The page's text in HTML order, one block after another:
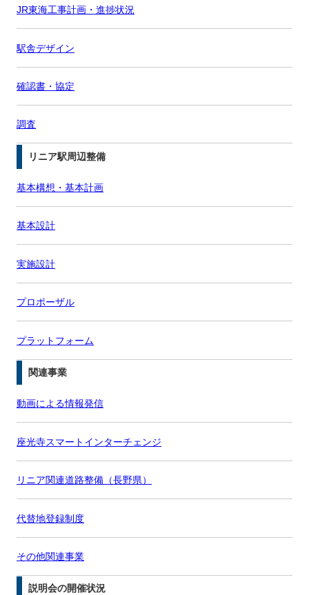
JR東海工事計画・進捗状況
駅舎デザイン
確認書・協定
調査
リニア駅周辺整備
基本構想・基本計画
基本設計
実施設計
プロポーザル
プラットフォーム
関連事業
動画による情報発信
座光寺スマートインターチェンジ
リニア関連道路整備（長野県）
代替地登録制度
その他関連事業
説明会の開催状況